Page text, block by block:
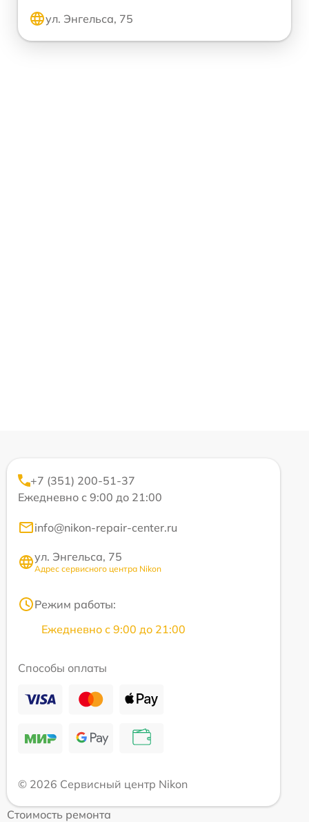
ул. Энгельса, 75
+7 (351) 200-51-37
Ежедневно с 9:00 до 21:00
info@nikon-repair-center.ru
ул. Энгельса, 75
Адрес сервисного центра Nikon
Режим работы:
Ежедневно с 9:00 до 21:00
Способы оплаты
© 2026 Сервисный центр Nikon
Стоимость ремонта